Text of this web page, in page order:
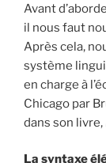
Avant
il nous faut
Après cela,
système
en charge à
Chicago par
dans son livre,
La syntaxe